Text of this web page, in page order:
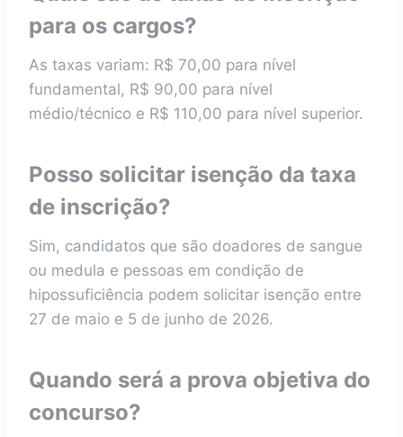
para os cargos?
As taxas variam: R$ 70,00 para nível
fundamental, R$ 90,00 para nível
médio/técnico e R$ 110,00 para nível superior.
Posso solicitar isenção da taxa
de inscrição?
Sim, candidatos que são doadores de sangue
ou medula e pessoas em condição de
hipossuficiência podem solicitar isenção entre
27 de maio e 5 de junho de 2026.
Quando será a prova objetiva do
concurso?